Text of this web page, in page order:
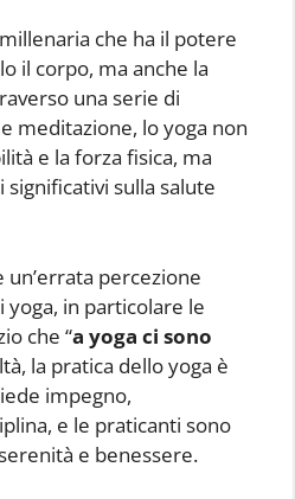
che ha il potere
il corpo, ma anche la
una serie di
meditazione, lo yoga non
e la forza fisica, ma
sulla salute
un’errata percezione
yoga, in particolare le
che “a yoga ci sono
la pratica dello yoga è
impegno,
e le praticanti sono
e benessere.